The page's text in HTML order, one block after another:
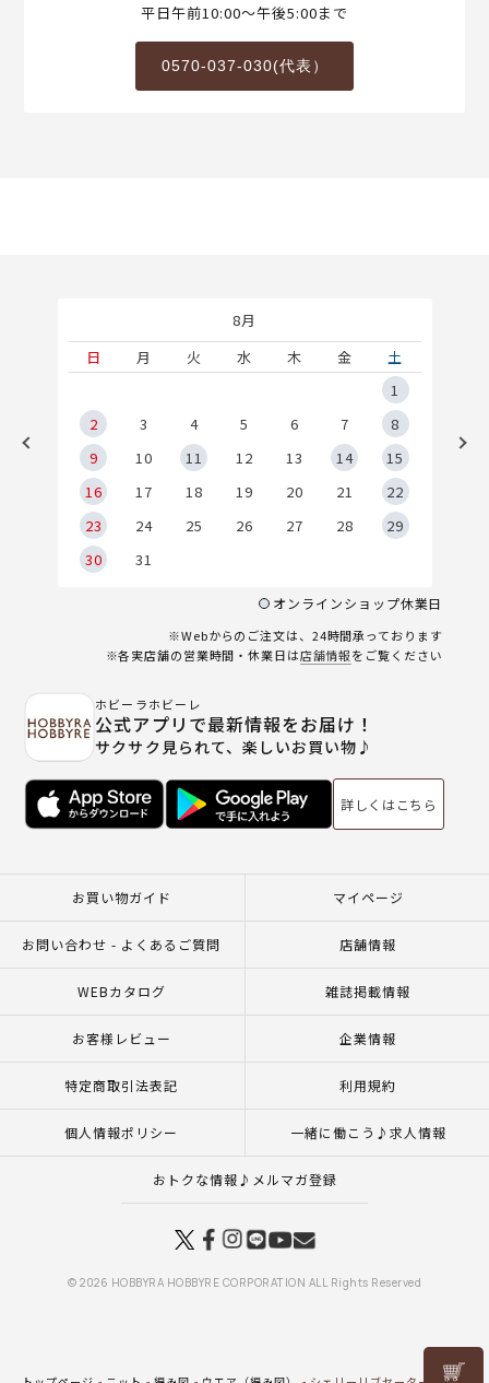
リリヤン
平日午前10:00～午後5:00まで
0570-037-030(代表）
8月
日
月 火 水 木 金
土
1
2
3 4 5 6 7
8
9
10 11 12 13 14
15
16
17 18 19 20 21
22
23
24 25 26 27 28
29
30
31
オンラインショップ休業日
※Webからのご注文は、24時間承っております
※各実店舗の営業時間・休業日は店舗情報をご覧ください
ホビーラホビーレ
公式アプリで最新情報をお届け！
サクサク見られて、楽しいお買い物♪
詳しくはこちら
お買い物ガイド マイページ
お問い合わせ - よくあるご質問 店舗情報
WEBカタログ 雑誌掲載情報
お客様レビュー 企業情報
特定商取引法表記 利用規約
個人情報ポリシー 一緒に働こう♪求人情報
おトクな情報♪メルマガ登録
© 2026 HOBBYRA HOBBYRE CORPORATION ALL Rights Reserved